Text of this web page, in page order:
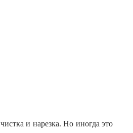
и нарезка. Но иногда это